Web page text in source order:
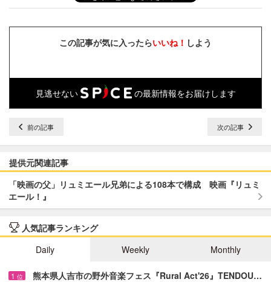
この記事が気に入ったらいいね！ しよう
見逃せない の最新情報をお届けします
前の記事 次の記事
提供元関連記事
「映画の父」リュミエール兄弟による108本で構成 映画『リュミ
エール！』
人気記事ランキング
Daily
Weekly Monthly
1 位 熊本県人吉市の野外音楽フェス『Rural Act'26』TENDOU…